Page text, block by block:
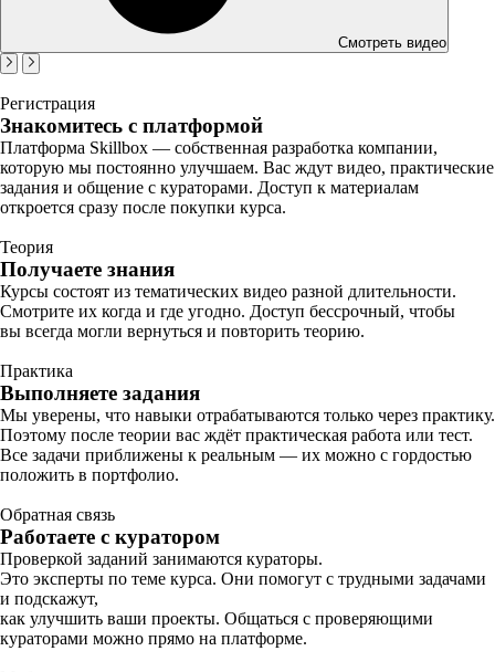
Смотреть видео
Регистрация
Знакомитесь с платформой
Платформа Skillbox — собственная разработка компании,
которую мы постоянно улучшаем. Вас ждут видео, практические
задания и общение с кураторами. Доступ к материалам
откроется сразу после покупки курса.
Теория
Получаете знания
Курсы состоят из тематических видео разной длительности.
Смотрите их когда и где угодно. Доступ бессрочный, чтобы
вы всегда могли вернуться и повторить теорию.
Практика
Выполняете задания
Мы уверены, что навыки отрабатываются только через практику.
Поэтому после теории вас ждёт практическая работа или тест.
Все задачи приближены к реальным — их можно с гордостью
положить в портфолио.
Обратная связь
Работаете с куратором
Проверкой заданий занимаются кураторы.
Это эксперты по теме курса. Они помогут с трудными задачами
и подскажут,
как улучшить ваши проекты. Общаться с проверяющими
кураторами можно прямо на платформе.